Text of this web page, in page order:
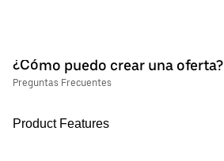
¿Cómo puedo crear una oferta?
Preguntas Frecuentes
Product Features